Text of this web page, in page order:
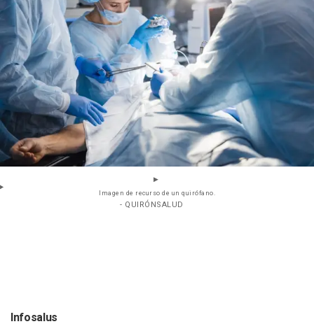
Imagen de recurso de un quirófano.
- QUIRÓNSALUD
Infosalus